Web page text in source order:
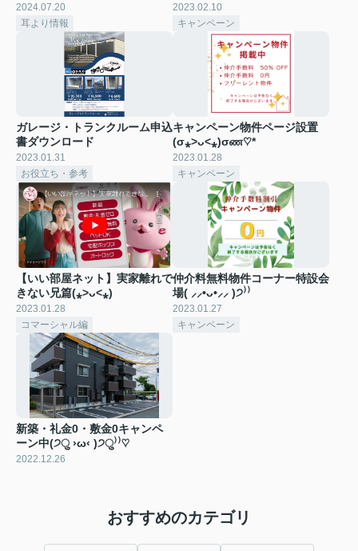
2024.07.20
耳より情報
2023.02.10
キャンペーン
ガレージ・トランクルーム申込
書ダウンロード
2023.01.31
お役立ち・参考
キャンペーン物件ページ設置
(σ⁎˃ᴗ˂⁎)σண♡*
2023.01.28
キャンペーン
【いい部屋ネット】実家離れで
きない兄篇(⁎˃ᴗ˂⁎)
2023.01.28
コマーシャル編
仲介料無料物件コーナー特設会
場( ⸝⸝•ᴗ•⸝⸝ )੭⁾⁾
2023.01.27
キャンペーン
新築・礼金0・敷金0キャンペ
ーン中(੭ु ›ω‹ )੭ु⁾⁾♡
2022.12.26
おすすめのカテゴリ